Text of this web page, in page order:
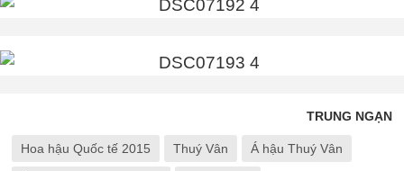
TRUNG NGẠN
Hoa hậu Quốc tế 2015 Thuý Vân Á hậu Thuý Vân